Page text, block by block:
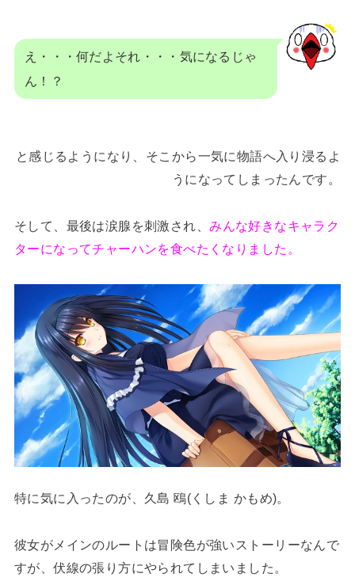
え・・・何だよそれ・・・気になるじゃ
ん！？
と感じるようになり、そこから一気に物語へ入り浸るよ
うになってしまったんです。
そして、最後は涙腺を刺激され、みんな好きなキャラク
ターになってチャーハンを食べたくなりました。
特に気に入ったのが、久島 鴎(くしま かもめ)。
彼女がメインのルートは冒険色が強いストーリーなんで
すが、伏線の張り方にやられてしまいました。